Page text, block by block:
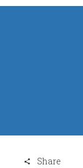
Share